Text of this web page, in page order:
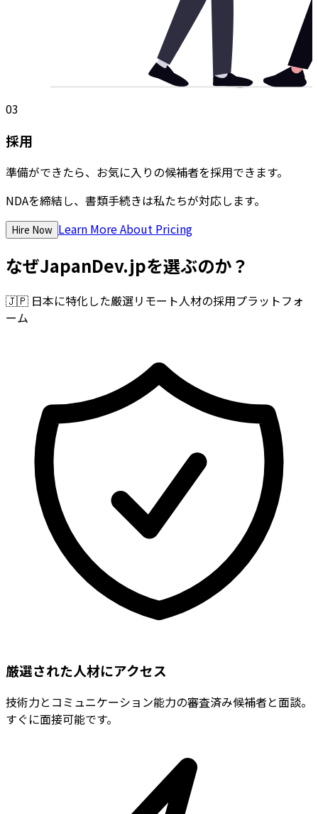
03
採用
準備ができたら、お気に入りの候補者を採用できます。
NDAを締結し、書類手続きは私たちが対応します。
Hire Now Learn More About Pricing
なぜJapanDev.jpを選ぶのか？
🇯🇵 日本に特化した厳選リモート人材の採用プラットフォ
ーム
厳選された人材にアクセス
技術力とコミュニケーション能力の審査済み候補者と面談。
すぐに面接可能です。